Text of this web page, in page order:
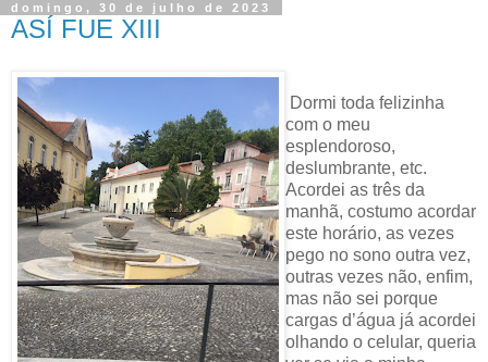
domingo, 30 de julho de 2023
ASÍ FUE XIII
Dormi toda felizinha
com o meu
esplendoroso,
deslumbrante, etc.
Acordei as três da
manhã, costumo acordar
este horário, as vezes
pego no sono outra vez,
outras vezes não, enfim,
mas não sei porque
cargas d’água já acordei
olhando o celular, queria